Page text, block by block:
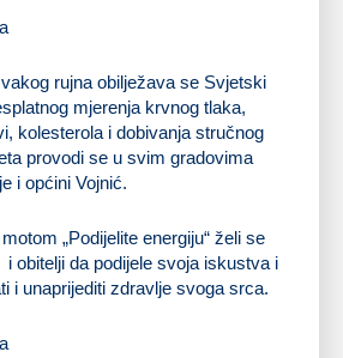
rujna obilježava se Svjetski
mjerenja krvnog tlaka,
kolesterola i dobivanja stručnog
provodi se u svim gradovima
i općini Vojnić.
„Podijelite energiju“ želi se
obitelji da podijele svoja iskustva i
i unaprijediti zdravlje svoga srca.